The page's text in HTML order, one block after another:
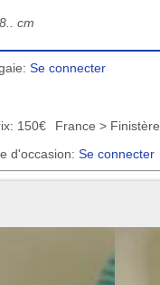
cm
Se connecter
150€
France > Finistère
d'occasion:Se connecter